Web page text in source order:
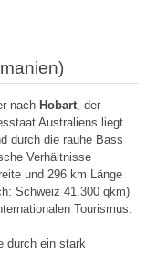
nach Hobart, der
Australiens liegt
durch die rauhe Bass
Verhältnisse
und 296 km Länge
Schweiz 41.300 qkm)
Tourismus.
durch ein stark